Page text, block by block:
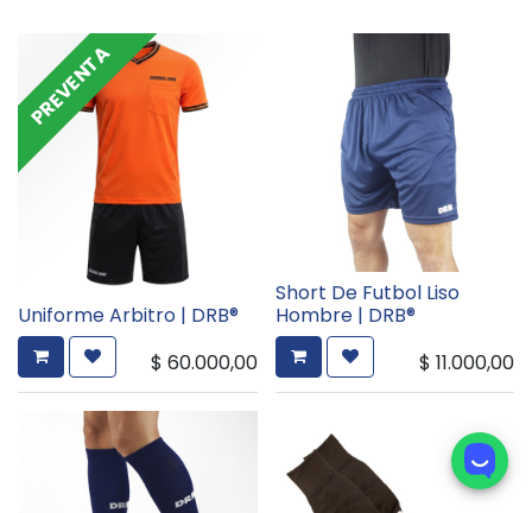
PREVENTA
Uniforme Arbitro | DRB®
$ 60.000,00
Short De Futbol Liso
Hombre | DRB®
$ 11.000,00